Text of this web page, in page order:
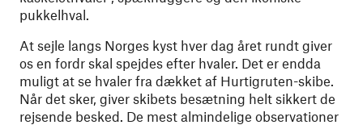
pukkelhval.
At sejle langs Norges kyst hver dag året rundt giver
os en fordr skal spejdes efter hvaler. Det er endda
muligt at se hvaler fra dækket af Hurtigruten-skibe.
Når det sker, giver skibets besætning helt sikkert de
rejsende besked. De mest almindelige observationer